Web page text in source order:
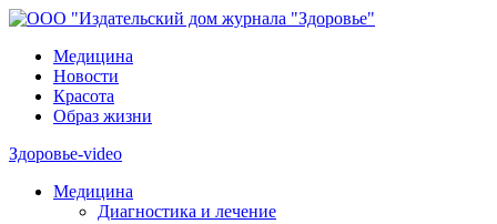
Медицина
Новости
Красота
Образ жизни
Здоровье-video
Медицина
Диагностика и лечение